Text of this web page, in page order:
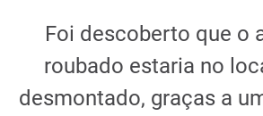
Foi descoberto que o
roubado estaria no
desmontado, graças a